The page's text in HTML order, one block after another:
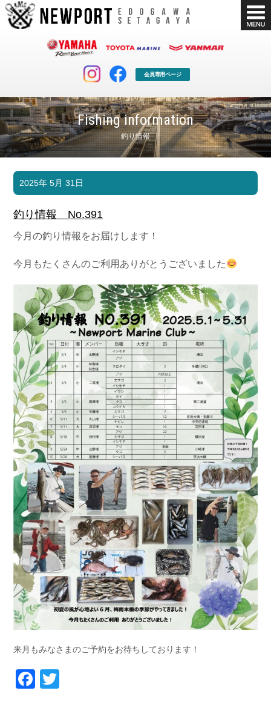
会員専用ページ
Fishing information
釣り情報
マリンクラブ
マリンライフを堪能したい！
ボート販売
ボート免許
長年の実績と信頼！
お問い合わせ
Contact us
会社概要
Company
採用情報
Recruit
リンク集
2025年 5月 31日
釣り情報 No.391
今月の釣り情報をお届けします！
今月もたくさんのご利用ありがとうございました
来月もみなさまのご予約をお待ちしております！
Facebook